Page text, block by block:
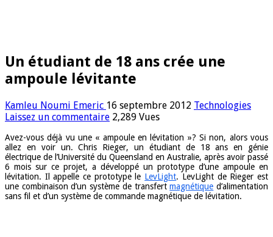
Un étudiant de 18 ans crée une
ampoule lévitante
Kamleu Noumi Emeric 16 septembre 2012 Technologies
Laissez un commentaire 2,289 Vues
Avez-vous déjà vu une « ampoule en lévitation »? Si non, alors vous
allez en voir un. Chris Rieger, un étudiant de 18 ans en génie
électrique de l’Université du Queensland en Australie, après avoir passé
6 mois sur ce projet, a développé un prototype d’une ampoule en
lévitation. Il appelle ce prototype le LevLight. LevLight de Rieger est
une combinaison d’un système de transfertmagnétique d’alimentation
sans fil et d’un système de commande magnétique de lévitation.